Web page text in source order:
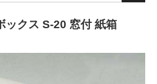
ックス S-20 窓付 紙箱